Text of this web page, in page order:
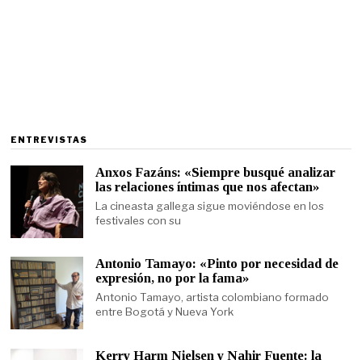
ENTREVISTAS
Anxos Fazáns: «Siempre busqué analizar
las relaciones íntimas que nos afectan»
La cineasta gallega sigue moviéndose en los
festivales con su
Antonio Tamayo: «Pinto por necesidad de
expresión, no por la fama»
Antonio Tamayo, artista colombiano formado
entre Bogotá y Nueva York
Kerry Harm Nielsen y Nahir Fuente: la